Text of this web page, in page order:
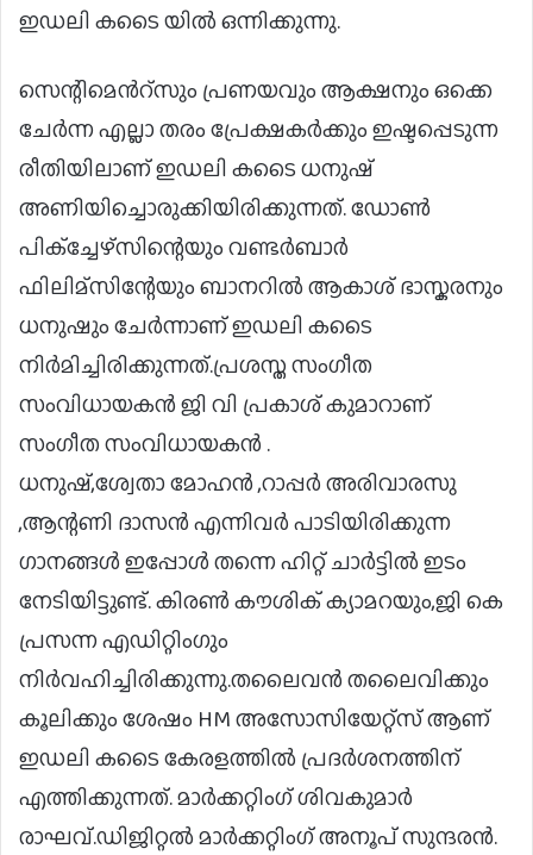
ഇഡലി കടൈ യിൽ ഒന്നിക്കുന്നു.
സെന്റിമെൻറ്സും പ്രണയവും ആക്ഷനും ഒക്കെ
ചേർന്ന എല്ലാ തരം പ്രേക്ഷകർക്കും ഇഷ്ടപ്പെടുന്ന
രീതിയിലാണ് ഇഡലി കടൈ ധനുഷ്
അണിയിച്ചൊരുക്കിയിരിക്കുന്നത്. ഡോൺ
പിക്‌ച്ചേഴ്‌സിന്റെയും വണ്ടർബാർ
ഫിലിമ്സിന്റേയും ബാനറിൽ ആകാശ് ഭാസ്കരനും
ധനുഷും ചേർന്നാണ് ഇഡലി കടൈ
നിർമിച്ചിരിക്കുന്നത്.പ്രശസ്ത സംഗീത
സംവിധായകൻ ജി വി പ്രകാശ് കുമാറാണ്
സംഗീത സംവിധായകൻ .
ധനുഷ്,ശ്വേതാ മോഹൻ ,റാപ്പർ അരിവാരസു
,ആന്റണി ദാസൻ എന്നിവർ പാടിയിരിക്കുന്ന
ഗാനങ്ങൾ ഇപ്പോൾ തന്നെ ഹിറ്റ് ചാർട്ടിൽ ഇടം
നേടിയിട്ടുണ്ട്. കിരൺ കൗശിക് ക്യാമറയും,ജി കെ
പ്രസന്ന എഡിറ്റിംഗും
നിർവഹിച്ചിരിക്കുന്നു.തലൈവൻ തലൈവിക്കും
കൂലിക്കും ശേഷം HM അസോസിയേറ്റ്സ് ആണ്
ഇഡലി കടൈ കേരളത്തിൽ പ്രദർശനത്തിന്
എത്തിക്കുന്നത്. മാർക്കറ്റിംഗ് ശിവകുമാർ
രാഘവ്.ഡിജിറ്റൽ മാർക്കറ്റിംഗ് അനൂപ് സുന്ദരൻ.